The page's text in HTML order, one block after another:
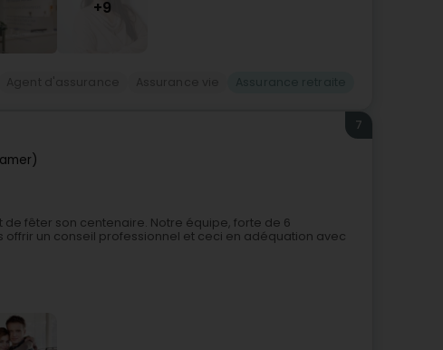
+9
7
fêter son centenaire. Notre équipe, forte de 6
un conseil professionnel et ceci en adéquation avec